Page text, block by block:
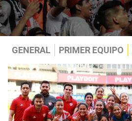
GENERAL PRIMER EQUIPO